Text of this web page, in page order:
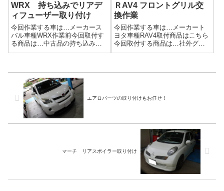
WRX 持ち込みでリアデ
ィフューザー取り付け
今回作業する車は…メーカース
バル車種WRX作業前今回取付す
る商品は…中古品の持ち込みで
す作業後中古品の持ち込みだ
り付けはガレージＳＤにお任
ＲAV4 フロントグリル交
換作業
今回作業する車は…メーカート
ヨタ車種RAV4取付商品はこちら
今回取付する商品は…社外グリ
ルですね社外グリルと言っても
エアロパーツの取り付けもお任せ！
マーチ リアスポイラー取り付け